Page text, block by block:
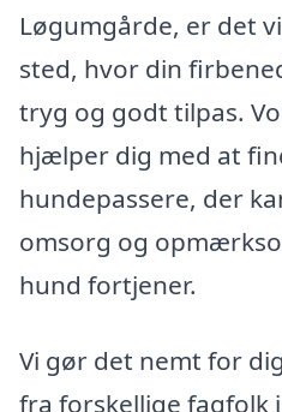
Løgumgårde, er det
sted, hvor din
tryg og godt tilpas.
hjælper dig med at
hundepassere, der
omsorg og
hund fortjener.
Vi gør det nemt for
fra forskellige fagfolk